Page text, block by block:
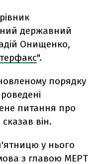
державний
Онищенко,
".
порядку
питання про
він.
у нього
з главою МЕРТ